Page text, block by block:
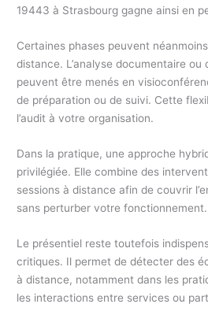
19443 à Strasbourg gagne ainsi en
Certaines phases peuvent
distance. L’analyse documentaire ou
peuvent être menés en
de préparation ou de suivi. Cette
l’audit à votre organisation.
Dans la pratique, une approche
privilégiée. Elle combine des
sessions à distance afin de couvrir
sans perturber votre fonctionnement.
Le présentiel reste toutefois
critiques. Il permet de détecter des
à distance, notamment dans les
les interactions entre services ou